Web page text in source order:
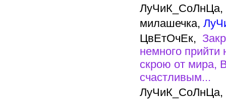
ЛуЧиК_СоЛнЦа,
милашечка,
ЦвЕтОчЕк,
немного
скрою от мира,
счастливым...
ЛуЧиК_СоЛнЦа,